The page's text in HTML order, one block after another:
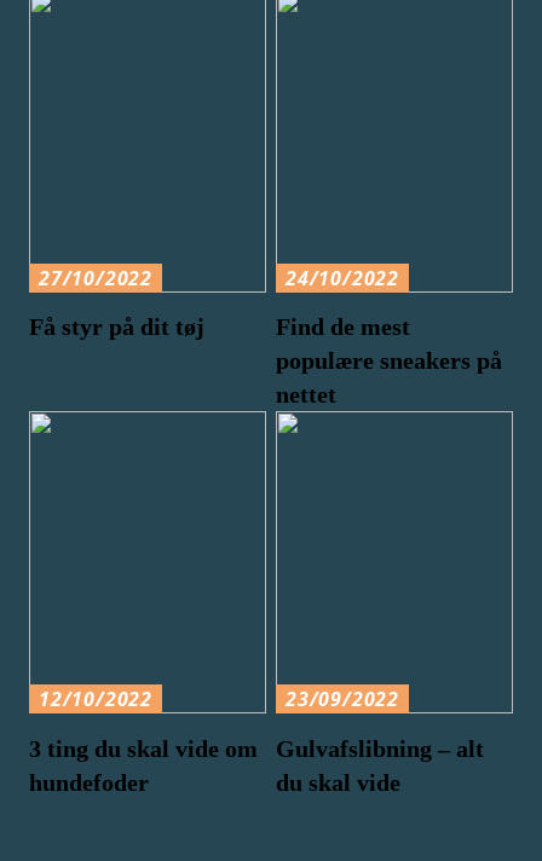
27/10/2022
Få styr på dit tøj
24/10/2022
Find de mest
populære sneakers på
nettet
12/10/2022
3 ting du skal vide om
hundefoder
23/09/2022
Gulvafslibning – alt
du skal vide